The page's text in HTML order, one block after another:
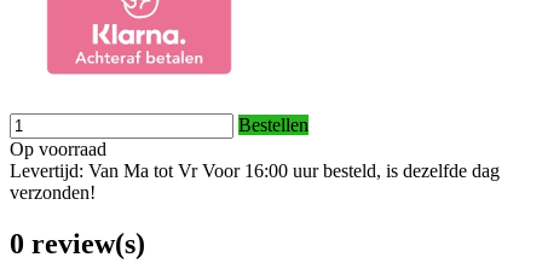
Bestellen
Op voorraad
Levertijd: Van Ma tot Vr Voor 16:00 uur besteld, is dezelfde dag
verzonden!
0 review(s)